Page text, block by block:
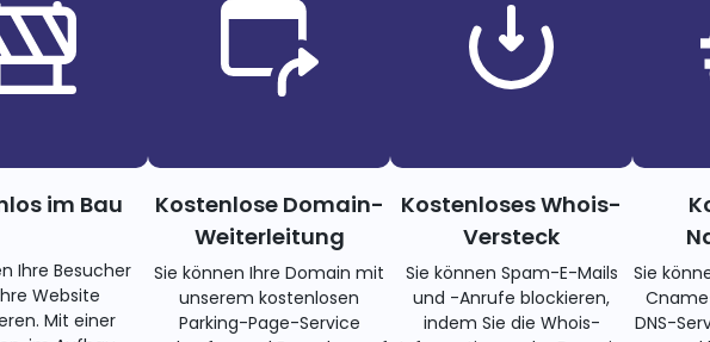
im Bau
Ihre Besucher
Website
Mit einer
Kostenlose Domain-
Weiterleitung
Sie können Ihre Domain mit
unserem kostenlosen
Parking-Page-Service
Kostenloses Whois-
Versteck
Sie können Spam-E-Mails
und -Anrufe blockieren,
indem Sie die Whois-
Sie
DNS-